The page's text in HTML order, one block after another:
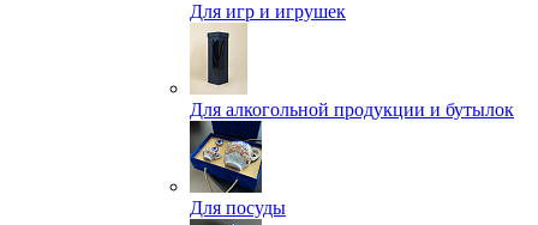
Для игр и игрушек
Для алкогольной продукции и бутылок
Для посуды